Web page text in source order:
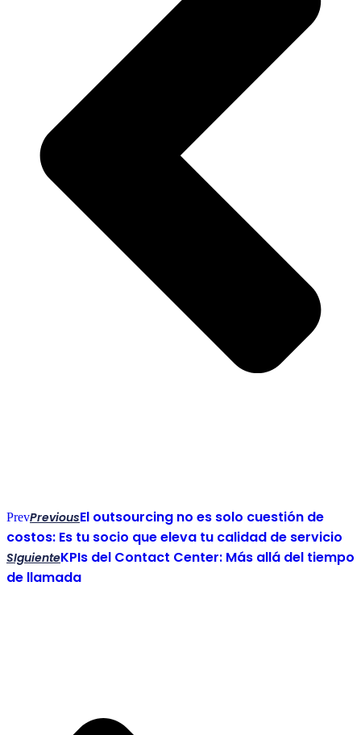
PrevPreviousEl outsourcing no es solo cuestión de
costos: Es tu socio que eleva tu calidad de servicio
SIguienteKPIs del Contact Center: Más allá del tiempo
de llamada